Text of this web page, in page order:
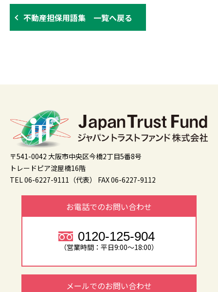
不動産担保用語集 一覧へ戻る
〒541-0042 大阪市中央区今橋2丁目5番8号
トレードピア淀屋橋16階
TEL 06-6227-9111（代表）
FAX 06-6227-9112
お電話でのお問い合わせ
0120-125-904
（営業時間：平日9:00～18:00）
メールでのお問い合わせ